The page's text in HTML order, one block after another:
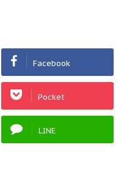
Facebook
Pocket
LINE